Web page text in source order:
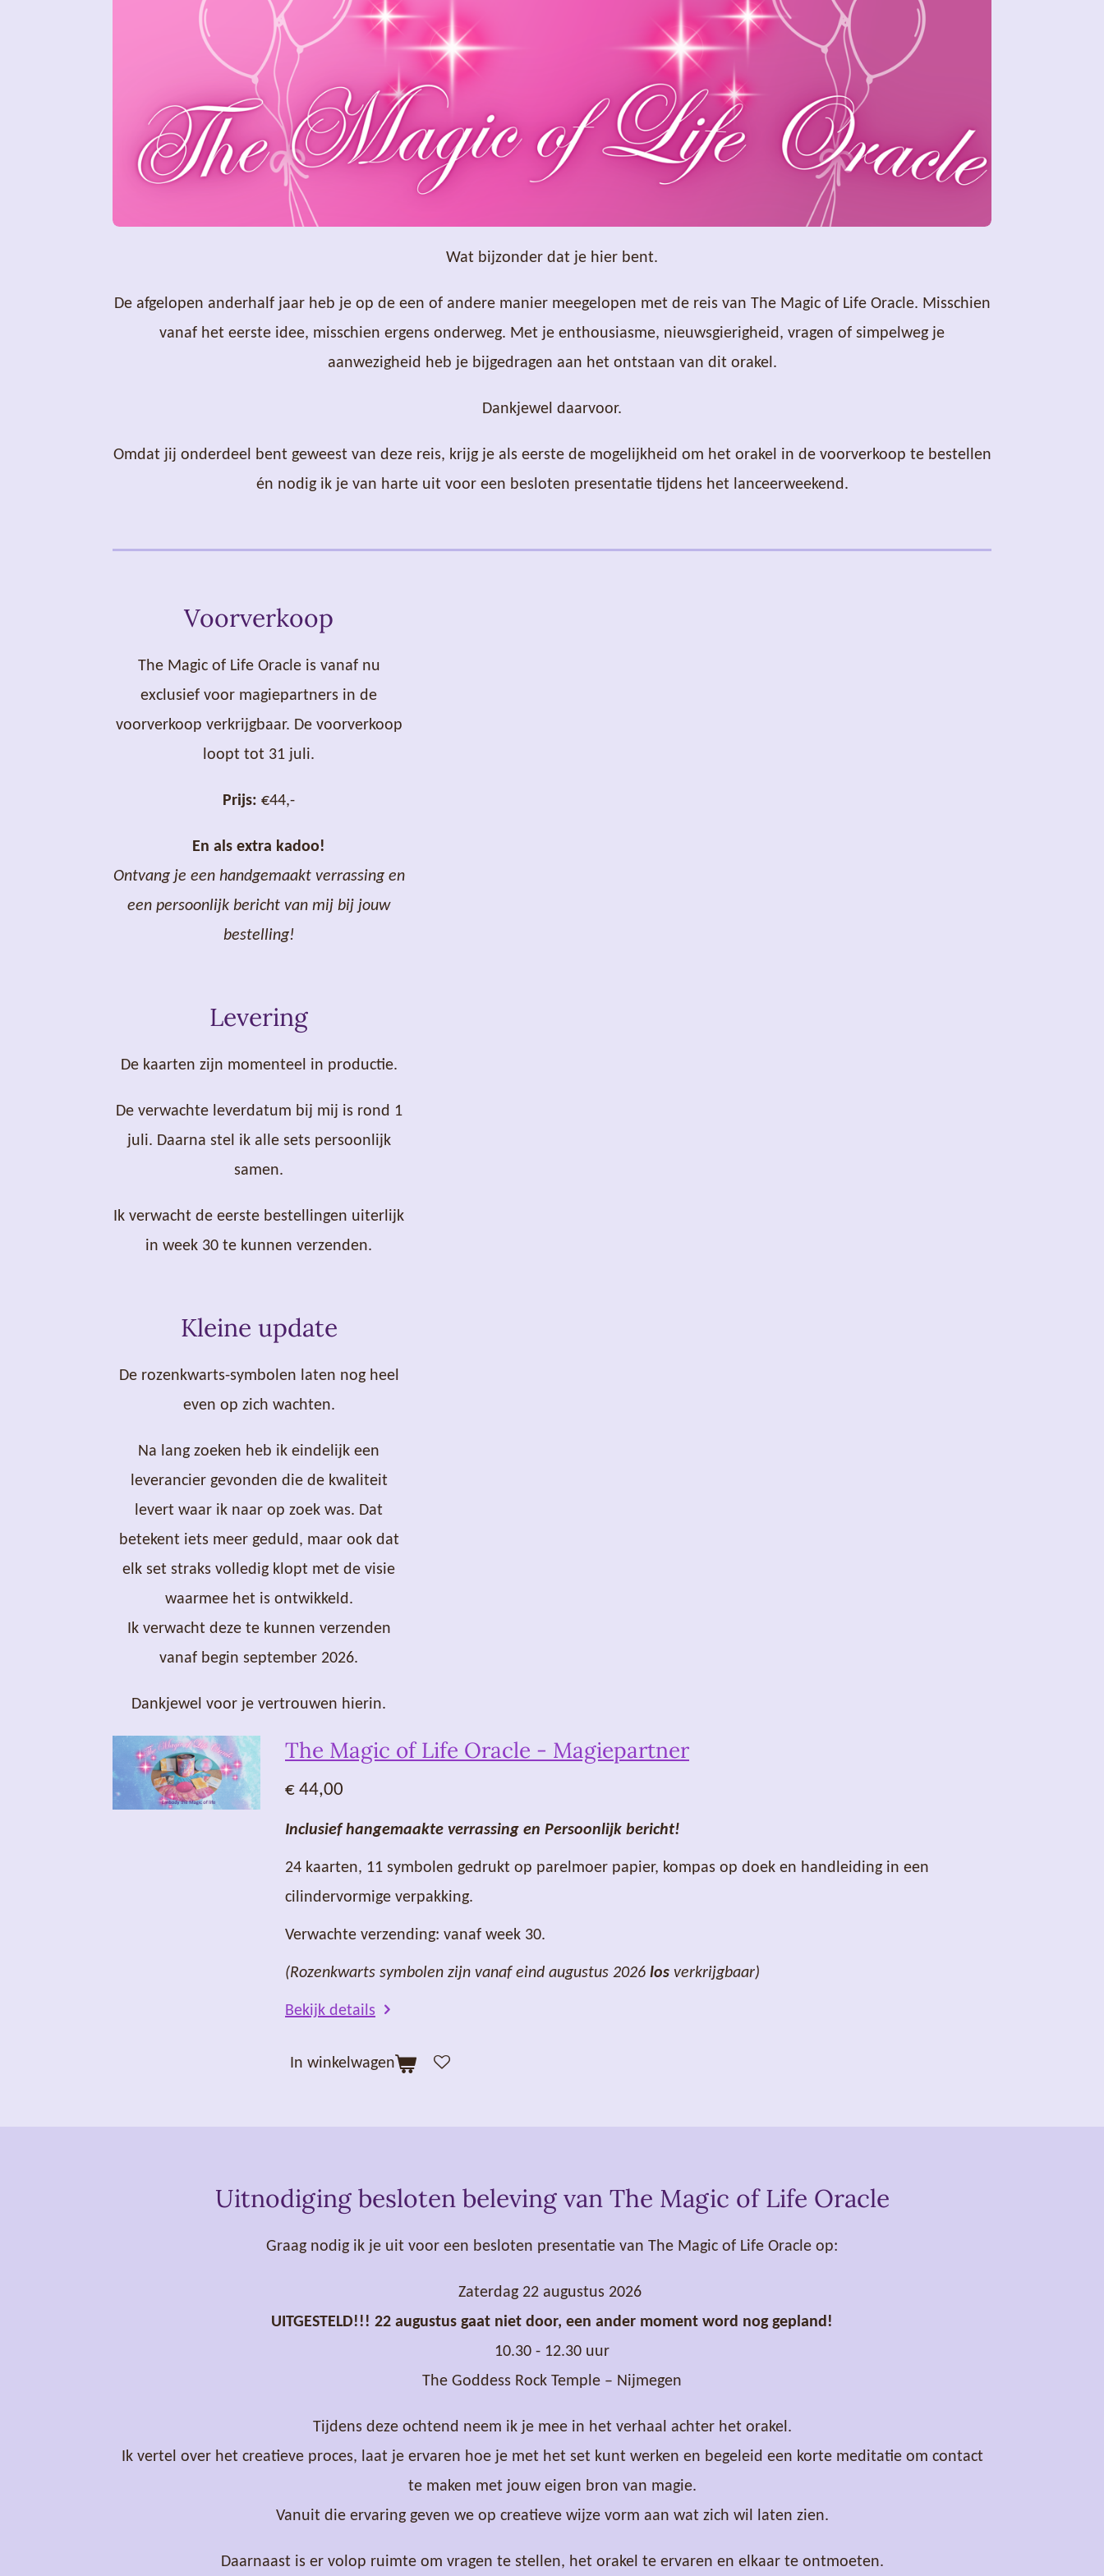
Wat bijzonder dat je hier bent.
De afgelopen anderhalf jaar heb je op de een of andere manier meegelopen met de reis van The Magic of Life Oracle. Misschien
vanaf het eerste idee, misschien ergens onderweg. Met je enthousiasme, nieuwsgierigheid, vragen of simpelweg je
aanwezigheid heb je bijgedragen aan het ontstaan van dit orakel.
Dankjewel daarvoor.
Omdat jij onderdeel bent geweest van deze reis, krijg je als eerste de mogelijkheid om het orakel in de voorverkoop te bestellen
én nodig ik je van harte uit voor een besloten presentatie tijdens het lanceerweekend.
Voorverkoop
The Magic of Life Oracle is vanaf nu
exclusief voor magiepartners in de
voorverkoop verkrijgbaar. De voorverkoop
loopt tot 31 juli.
Prijs: €44,-
En als extra kadoo!
Ontvang je een handgemaakt verrassing en
een persoonlijk bericht van mij bij jouw
bestelling!
Levering
De kaarten zijn momenteel in productie.
De verwachte leverdatum bij mij is rond 1
juli. Daarna stel ik alle sets persoonlijk
samen.
Ik verwacht de eerste bestellingen uiterlijk
in week 30 te kunnen verzenden.
Kleine update
De rozenkwarts-symbolen laten nog heel
even op zich wachten.
Na lang zoeken heb ik eindelijk een
leverancier gevonden die de kwaliteit
levert waar ik naar op zoek was. Dat
betekent iets meer geduld, maar ook dat
elk set straks volledig klopt met de visie
waarmee het is ontwikkeld.
Ik verwacht deze te kunnen verzenden
vanaf begin september 2026.
Dankjewel voor je vertrouwen hierin.
The Magic of Life Oracle - Magiepartner
€ 44,00
Inclusief hangemaakte verrassing en Persoonlijk bericht!
24 kaarten, 11 symbolen gedrukt op parelmoer papier, kompas op doek en handleiding in een
cilindervormige verpakking.
Verwachte verzending: vanaf week 30.
(Rozenkwarts symbolen zijn vanaf eind augustus 2026 los verkrijgbaar)
Bekijk details
In winkelwagen
Uitnodiging besloten beleving van The Magic of Life Oracle
Graag nodig ik je uit voor een besloten presentatie van The Magic of Life Oracle op:
Zaterdag 22 augustus 2026
UITGESTELD!!! 22 augustus gaat niet door, een ander moment word nog gepland!
10.30 - 12.30 uur
The Goddess Rock Temple – Nijmegen
Tijdens deze ochtend neem ik je mee in het verhaal achter het orakel.
Ik vertel over het creatieve proces, laat je ervaren hoe je met het set kunt werken en begeleid een korte meditatie om contact
te maken met jouw eigen bron van magie.
Vanuit die ervaring geven we op creatieve wijze vorm aan wat zich wil laten zien.
Daarnaast is er volop ruimte om vragen te stellen, het orakel te ervaren en elkaar te ontmoeten.